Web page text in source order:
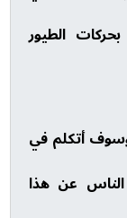
الطيور
وسوف أتكلم في
عن هذا